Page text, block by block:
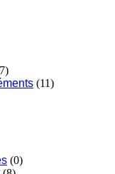
(11)
(0)